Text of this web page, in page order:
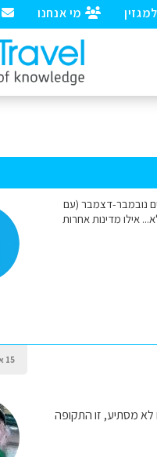
מי אנחנו
אבל יכולים לנסוע רק בחודשים נובמבר-דצמבר (עם
אילו מדינות אחרות
15 אוגוסט, 2015
לא מסתיע, זו התקופה